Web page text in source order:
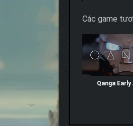
Các game
Qanga